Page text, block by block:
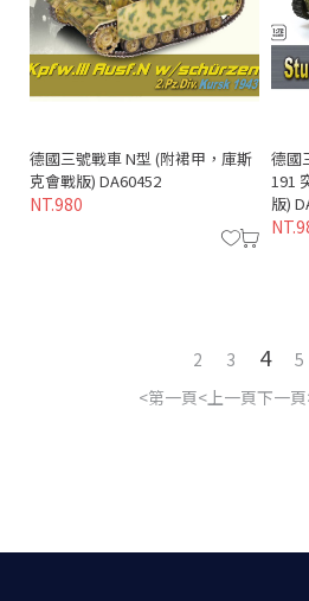
德國三號戰車 N型 (附裙甲，庫斯
克會戰版) DA60452
NT.980
德國
191
版)
第一頁 上一頁
2 3 4 5
下一頁